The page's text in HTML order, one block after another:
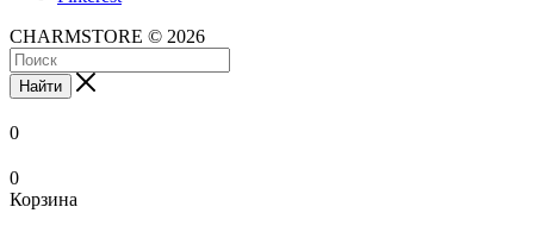
CHARMSTORE © 2026
Найти
0
0
Корзина